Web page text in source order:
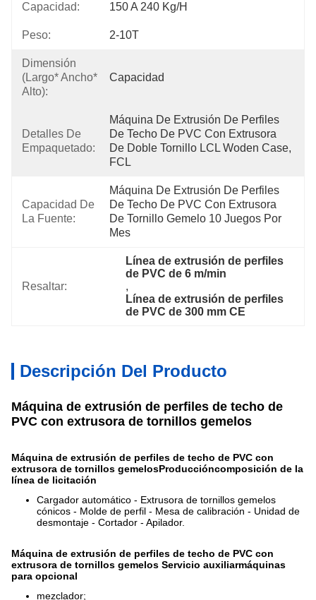
Capacidad: 150 A 240 Kg/h
Peso: 2-10T
Dimensión
(largo* Ancho*
Alto):
Capacidad
Detalles De
Empaquetado:
Máquina De Extrusión De Perfiles
De Techo De PVC Con Extrusora
De Doble Tornillo LCL Woden Case,
FCL
Capacidad De
La Fuente:
Máquina De Extrusión De Perfiles
De Techo De PVC Con Extrusora
De Tornillo Gemelo 10 Juegos Por
Mes
Resaltar:
Línea de extrusión de perfiles
de PVC de 6 m/min
,
Línea de extrusión de perfiles
de PVC de 300 mm CE
Descripción Del Producto
Máquina de extrusión de perfiles de techo de
PVC con extrusora de tornillos gemelos
Máquina de extrusión de perfiles de techo de PVC con
extrusora de tornillos gemelosProduccióncomposición de la
línea de licitación
Cargador automático - Extrusora de tornillos gemelos
cónicos - Molde de perfil - Mesa de calibración - Unidad de
desmontaje - Cortador - Apilador.
Máquina de extrusión de perfiles de techo de PVC con
extrusora de tornillos gemelos Servicio auxiliarmáquinas
para opcional
mezclador;